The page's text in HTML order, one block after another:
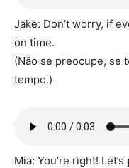
Jake: Don’t worry, if
on time.
(Não se preocupe, se
tempo.)
Mia: You’re right! Let’s